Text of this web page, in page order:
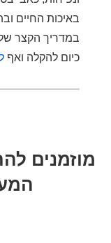
באיכות החיים
במדריך הקצר
כיום להקלה ואף
מוזמנים